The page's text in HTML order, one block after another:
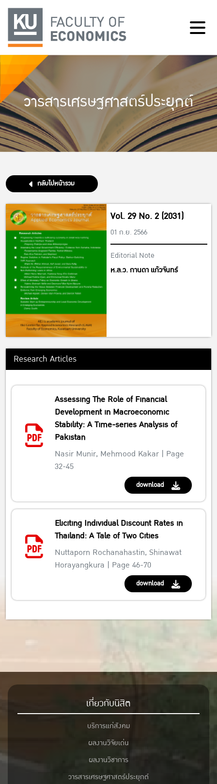
วารสารเศรษฐศาสตร์ประยุกต์
กลับไปหน้ารวม
Vol. 29 No. 2 (2031)
01 ก.ย. 2566
Editorial Note
ห.ล.ว. กานดา แก้วจันทร์
Research Articles
Assessing The Role of Financial
Development in Macroeconomic
Stability: A Time-series Analysis of
Pakistan
Nasir Munir, Mehmood Kakar | Page
32-45
download
Eliciting Individual Discount Rates in
Thailand: A Tale of Two Cities
Nuttaporn Rochanahastin, Shinawat
Horayangkura | Page 46-70
download
เกี่ยวกับนิสิต
บริการแก่สังคม
ผลงานวิจัยเด่น
ผลงานวิชาการ
วารสารเศรษฐศาสตร์ประยุกต์